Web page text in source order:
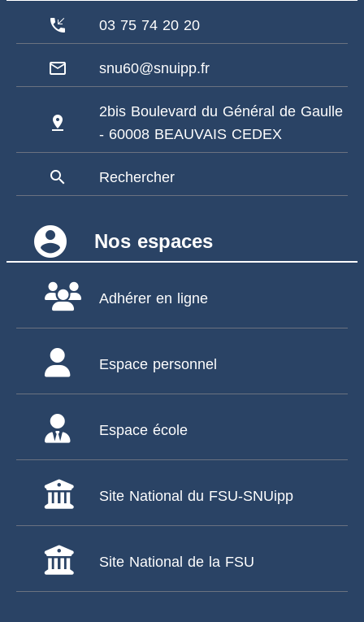
phone_callback 03 75 74 20 20
mail_outline snu60@snuipp.fr
pin_drop
2bis Boulevard du Général de Gaulle
- 60008 BEAUVAIS CEDEX
search Rechercher
account_circle Nos espaces
Adhérer en ligne
Espace personnel
Espace école
Site National du FSU-SNUipp
Site National de la FSU